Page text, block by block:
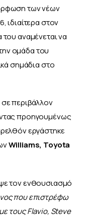
των νέων
ιδιαίτερα στον
αναμένεται να
ομάδα του
σημάδια στο
περιβάλλον
προηγουμένως
εργάστηκε
Williams, Toyota
τον ενθουσιασμό
που επιστρέφω
τους Flavio, Steve